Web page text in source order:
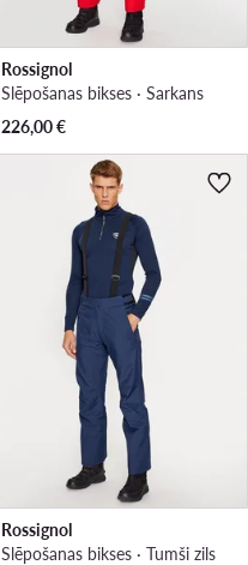
Rossignol
Slēpošanas bikses · Sarkans
226,00€
Rossignol
Slēpošanas bikses · Tumši zils